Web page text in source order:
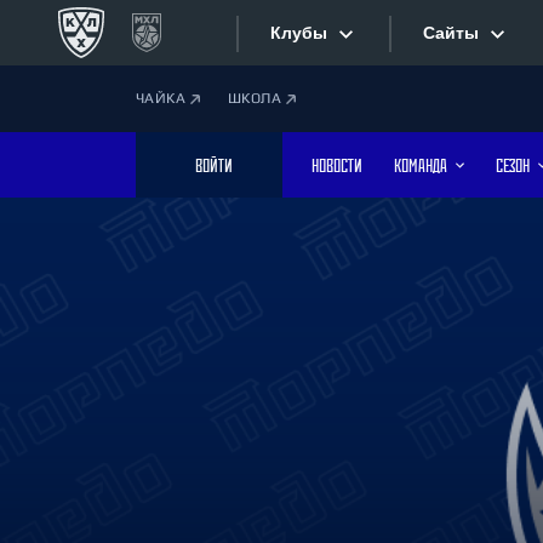
Клубы
Дивизион Боброва
Лада
Сайты
Фотобанк
ЧАЙКА ШКОЛА
ВОЙТИ НОВОСТИ КОМАНДА СЕЗОН